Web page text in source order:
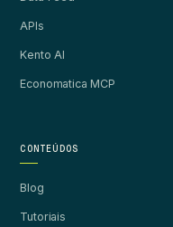
APIs
Kento AI
Economatica MCP
CONTEÚDOS
Blog
Tutoriais